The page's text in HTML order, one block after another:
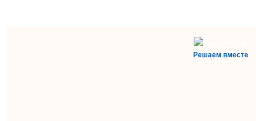
Решаем вместе